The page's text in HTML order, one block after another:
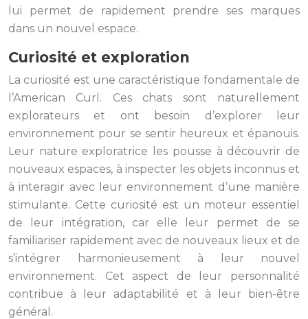
lui permet de rapidement prendre ses marques
dans un nouvel espace.
Curiosité et exploration
La curiosité est une caractéristique fondamentale de
l’American Curl. Ces chats sont naturellement
explorateurs et ont besoin d’explorer leur
environnement pour se sentir heureux et épanouis.
Leur nature exploratrice les pousse à découvrir de
nouveaux espaces, à inspecter les objets inconnus et
à interagir avec leur environnement d’une manière
stimulante. Cette curiosité est un moteur essentiel
de leur intégration, car elle leur permet de se
familiariser rapidement avec de nouveaux lieux et de
s’intégrer harmonieusement à leur nouvel
environnement. Cet aspect de leur personnalité
contribue à leur adaptabilité et à leur bien-être
général.